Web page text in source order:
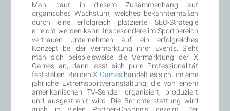
Man baut in diesem Zusammenhang auf
organisches Wachstum, welches bekanntermaßen
durch eine erfolgreich platzierte SEO-Strategie
erreicht werden kann. Insbesondere im Sportbereich
vertrauen Unternehmen auf ein erfolgreiches
Konzept bei der Vermarktung ihrer Events. Sieht
man sich beispielsweise die Vermarktung der X
Games an, dann lässt sich pure Professionalität
feststellen. Bei denX Gameshandelt es sich um eine
jährliche Extremsportveranstaltung, die von einem
amerikanischen TV-Sender organisiert, produziert
und ausgestrahlt wird. Die Berichterstattung wird